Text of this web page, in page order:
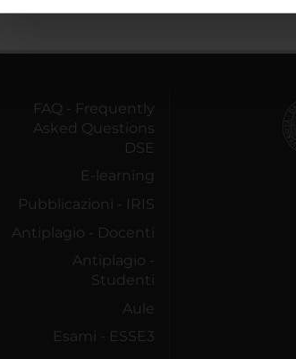
FAQ - Frequently
Asked Questions
DSE
E-learning
Pubblicazioni - IRIS
Antiplagio - Docenti
Antiplagio -
Studenti
Aule
Esami - ESSE3